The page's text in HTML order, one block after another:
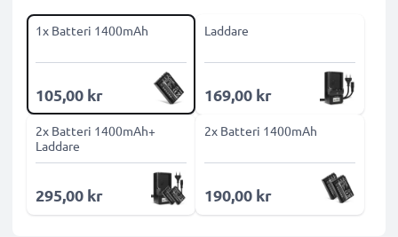
1x Batteri 1400mAh
105,00 kr
Laddare
169,00 kr
2x Batteri 1400mAh+
Laddare
295,00 kr
2x Batteri 1400mAh
190,00 kr